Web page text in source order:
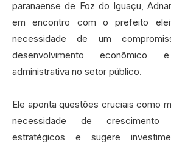
paranaense de Foz do Iguaçu,
em encontro com o prefeito
necessidade de um
desenvolvimento
administrativa no setor público.
Ele aponta questões cruciais como
necessidade de crescimento
estratégicos e sugere